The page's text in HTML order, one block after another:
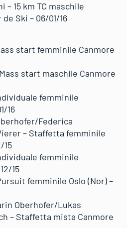
– 15 km TC maschile
Ski – 06/01/16
start femminile Canmore
start maschile Canmore
femminile
16
Federica
– Staffetta femminile
15
femminile
15
femminile Oslo (Nor) –
Oberhofer/Lukas
– Staffetta mista Canmore